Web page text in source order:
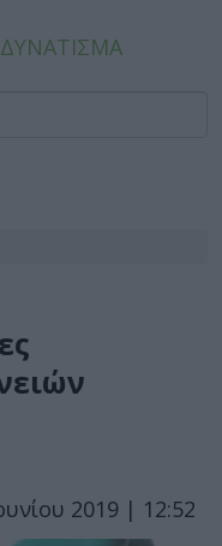
2019 | 12:52